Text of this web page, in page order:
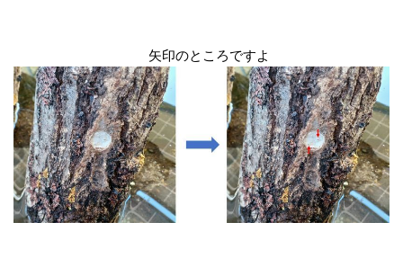
矢印のところですよ